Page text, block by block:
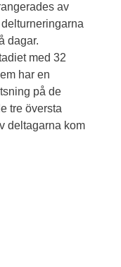
av
dagar.
med 32
har en
på de
tre översta
deltagarna kom